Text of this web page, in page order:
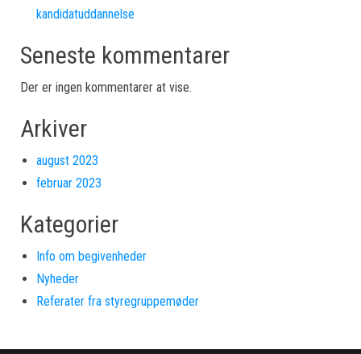
kandidatuddannelse
Seneste kommentarer
Der er ingen kommentarer at vise.
Arkiver
august 2023
februar 2023
Kategorier
Info om begivenheder
Nyheder
Referater fra styregruppemøder